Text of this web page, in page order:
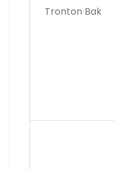
Tronton Bak